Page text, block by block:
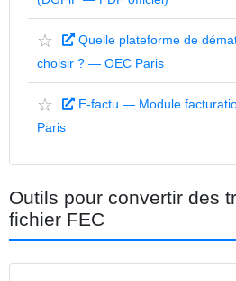
☆
Quelle plateforme de
choisir ? — OEC Paris
☆
E-factu — Module
Paris
Outils pour convertir des
fichier FEC